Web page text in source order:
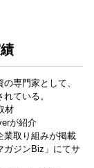
専門家として、
ている。
材
が紹介
業取り組みが掲載
ガジンBiz」にてサ